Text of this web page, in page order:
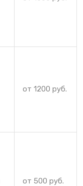
от 1200 руб.
от 500 руб.